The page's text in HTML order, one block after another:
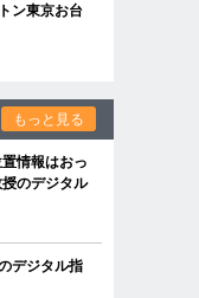
ン東京お台
もっと見る
情報はおっ
のデジタル
デジタル指